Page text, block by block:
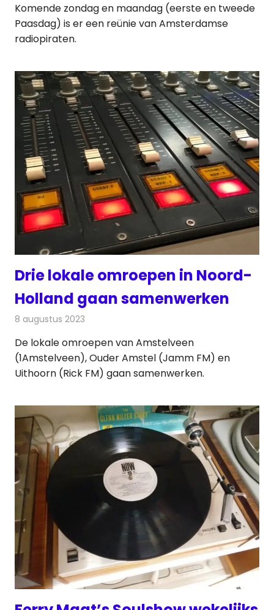
Komende zondag en maandag (eerste en tweede
Paasdag) is er een reünie van Amsterdamse
radiopiraten.
Drie lokale omroepen in Noord-
Holland gaan samenwerken
8 augustus 2023
De lokale omroepen van Amstelveen
(1Amstelveen), Ouder Amstel (Jamm FM) en
Uithoorn (Rick FM) gaan samenwerken.